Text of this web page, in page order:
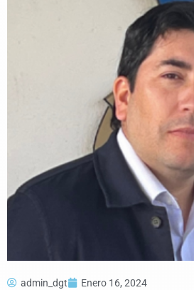
admin_dgt Enero 16, 2024